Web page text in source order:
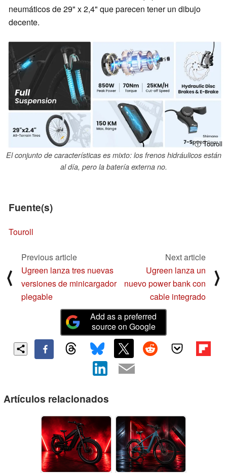
neumáticos de 29" x 2,4" que parecen tener un dibujo
decente.
ⓘ Touroll
El conjunto de características es mixto: los frenos hidráulicos están
al día, pero la batería externa no.
Fuente(s)
Touroll
⟨
Previous article
Ugreen lanza tres nuevas
versiones de minicargador
plegable
Next article
Ugreen lanza un
nuevo power bank con
cable integrado
⟩
Add as a preferred
source on Google
Artículos relacionados